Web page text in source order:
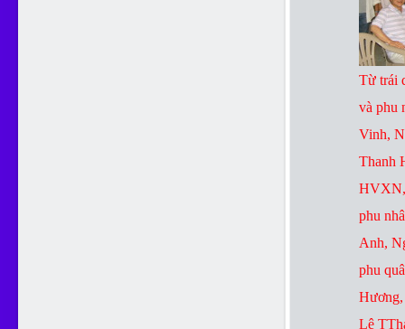
Từ trái
và phu
Vinh,
Thanh
HVXN,
phu
Anh,
phu
Lê